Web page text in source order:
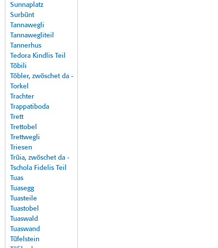
Sunnaplatz
Surbünt
Tannawegli
Tannawegliteil
Tannerhus
Tedora Kindlis Teil
Töbili
Töbler, zwöschet da -
Torkel
Trachter
Trappatiboda
Trett
Trettobel
Trettwegli
Triesen
Trüia, zwöschet da -
Tschola Fidelis Teil
Tuas
Tuasegg
Tuasteile
Tuastobel
Tuaswald
Tuaswand
Tüfelstein